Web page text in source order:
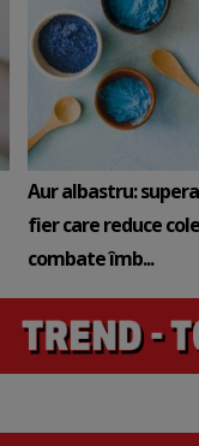
Aur albastru:
fier care reduce
combate îmb...